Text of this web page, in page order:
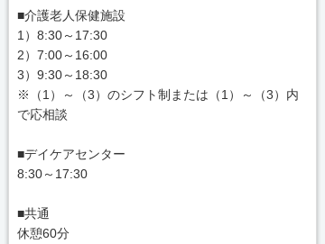
■介護老人保健施設
1）8:30～17:30
2）7:00～16:00
3）9:30～18:30
※（1）～（3）のシフト制または（1）～（3）内
で応相談
■デイケアセンター
8:30～17:30
■共通
休憩60分